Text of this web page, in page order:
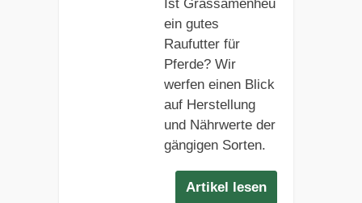
Ist Grassamenheu
ein gutes
Raufutter für
Pferde? Wir
werfen einen Blick
auf Herstellung
und Nährwerte der
gängigen Sorten.
Artikel lesen